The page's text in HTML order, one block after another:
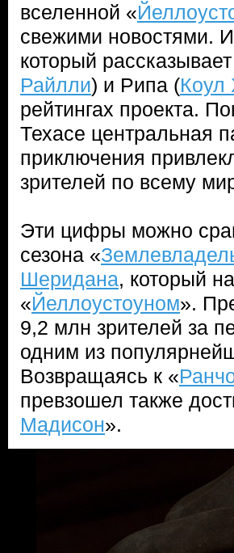
вселенной «
свежими новостями.
который
Райлли) и Рипа (Коул
рейтингах проекта.
Техасе центральная
приключения
зрителей по всему
Эти цифры можно
сезона «
Шеридана, который
«Йеллоустоуном».
9,2 млн зрителей за
одним из
Возвращаясь к «
превзошел также
Мадисон».